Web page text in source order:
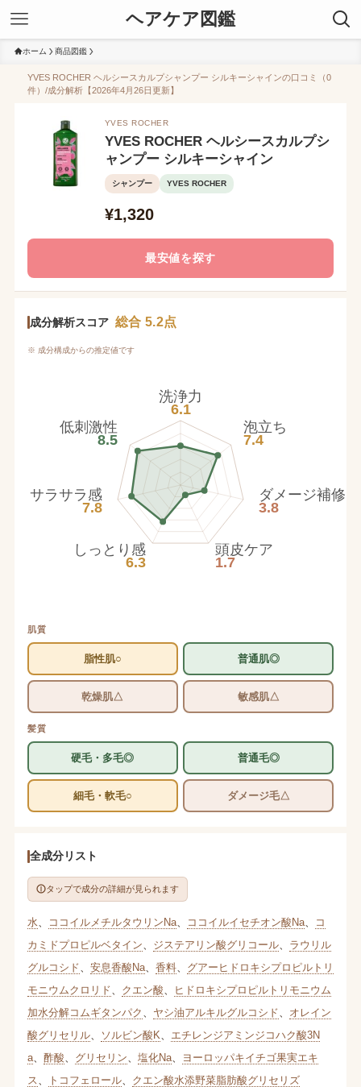
ヘアケア図鑑
ホーム 商品図鑑
YVES ROCHER ヘルシースカルプシャンプー シルキーシャインの口コミ（0
件）/成分解析【2026年4月26日更新】
YVES ROCHER
YVES ROCHER ヘルシースカルプシ
ャンプー シルキーシャイン
シャンプー YVES ROCHER
¥1,320
最安値を探す
成分解析スコア 総合 5.2点
※ 成分構成からの推定値です
洗浄力
6.1
泡立ち
7.4
ダメージ補修
3.8
頭皮ケア
1.7
しっとり感
6.3
サラサラ感
7.8
低刺激性
8.5
肌質
脂性肌○ 普通肌◎
乾燥肌△ 敏感肌△
髪質
硬毛・多毛◎ 普通毛◎
細毛・軟毛○ ダメージ毛△
全成分リスト
タップで成分の詳細が見られます
水 ココイルメチルタウリンNa、 ココイルイセチオン酸Na、
コ
カミドプロピルベタイン
ジステアリン酸グリコール、 ラウリル
グルコシド
安息香酸Na、 香料、 グアーヒドロキシプロピルトリ
モニウムクロリド
クエン酸
ヒドロキシプロピルトリモニウム
加水分解コムギタンパク
ヤシ油アルキルグルコシド
オレイン
酸グリセリル、 ソルビン酸K
エチレンジアミンジコハク酸3N
a、 酢酸 グリセリン 塩化Na、
ヨーロッパキイチゴ果実エキ
ス
トコフェロール、 クエン酸水添野菜脂肪酸グリセリズ